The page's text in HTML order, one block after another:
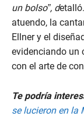
un bolso”, d
atuendo, la
Ellner y el
evidenciando un
con el arte de
Te podría
se lucieron en la